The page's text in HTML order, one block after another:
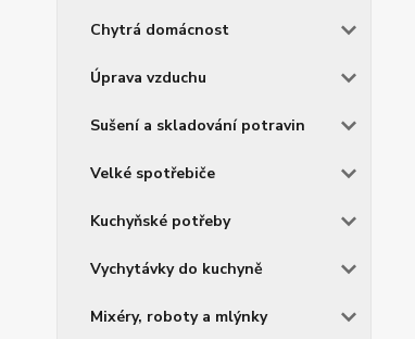
Chytrá domácnost
Úprava vzduchu
Sušení a skladování potravin
Velké spotřebiče
Kuchyňské potřeby
Vychytávky do kuchyně
Mixéry, roboty a mlýnky